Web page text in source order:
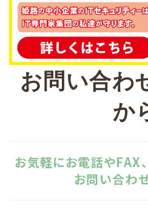
お問い合わ
か
お気軽にお電話やFAX
お問い合わ